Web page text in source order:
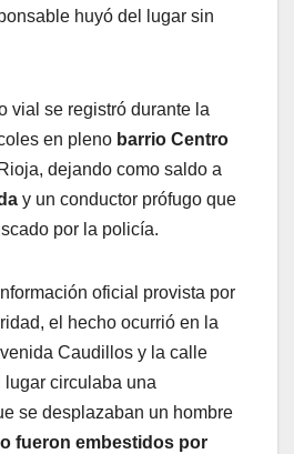
huyó del lugar sin
vial se registró durante la
en pleno barrio Centro
dejando como saldo a
y un conductor prófugo que
por la policía.
oficial provista por
el hecho ocurrió en la
Caudillos y la calle
circulaba una
se desplazaban un hombre
fueron embestidos por